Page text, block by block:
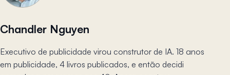
Chandler Nguyen
Executivo de publicidade virou construtor de IA. 18 anos
em publicidade, 4 livros publicados, e então decidi